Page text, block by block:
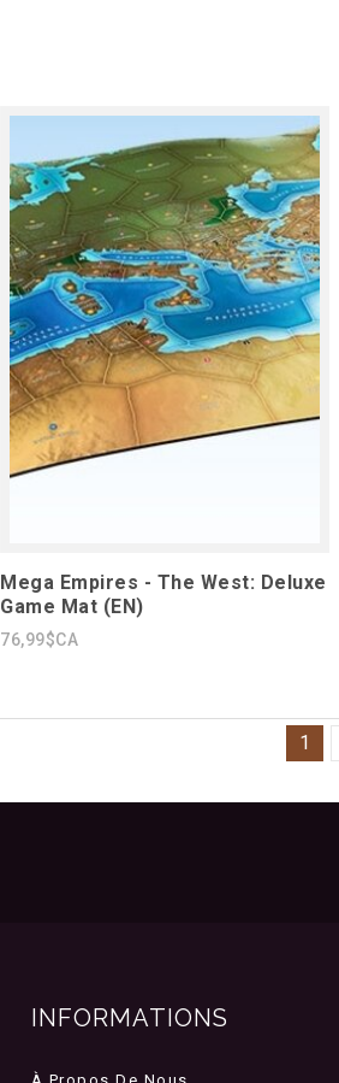
Mega Empires - The West: Deluxe
Game Mat (EN)
76,99$CA
1
INFORMATIONS